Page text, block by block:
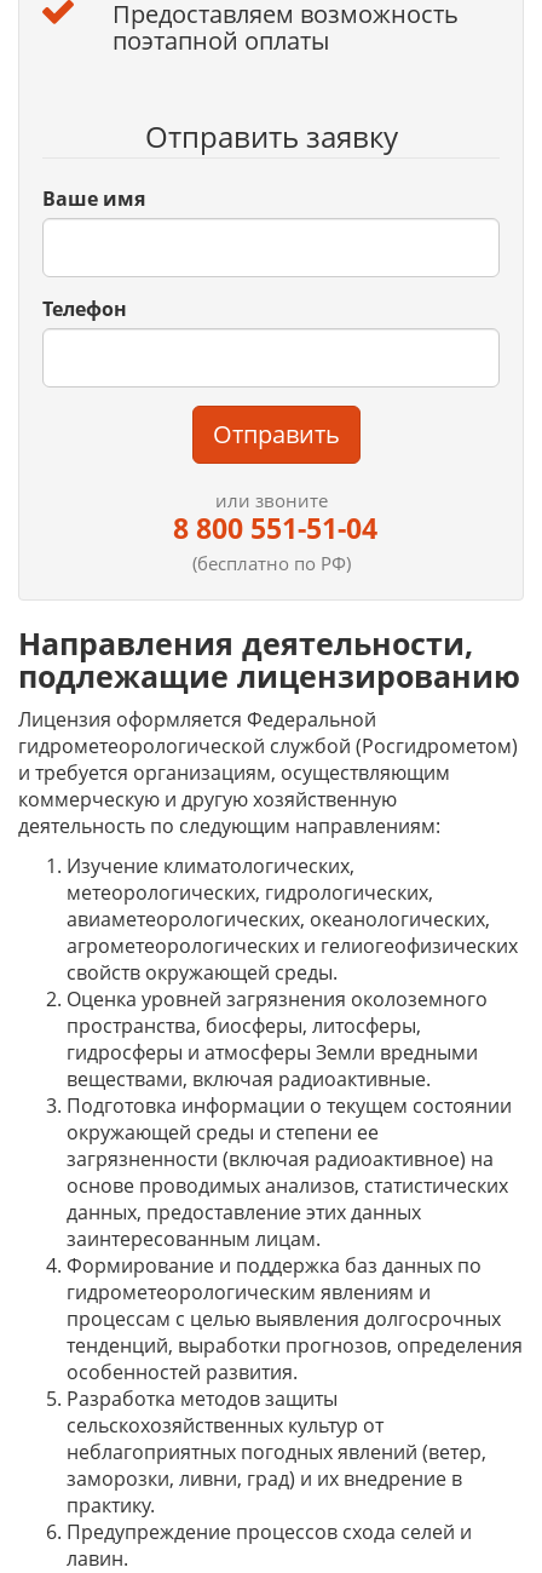
Предоставляем возможность
поэтапной оплаты
Отправить заявку
Ваше имя
Телефон
Отправить
или звоните
8 800 551-51-04
(бесплатно по РФ)
Направления деятельности,
подлежащие лицензированию
Лицензия оформляется Федеральной
гидрометеорологической службой (Росгидрометом)
и требуется организациям, осуществляющим
коммерческую и другую хозяйственную
деятельность по следующим направлениям:
Изучение климатологических,
метеорологических, гидрологических,
авиаметеорологических, океанологических,
агрометеорологических и гелиогеофизических
свойств окружающей среды.
Оценка уровней загрязнения околоземного
пространства, биосферы, литосферы,
гидросферы и атмосферы Земли вредными
веществами, включая радиоактивные.
Подготовка информации о текущем состоянии
окружающей среды и степени ее
загрязненности (включая радиоактивное) на
основе проводимых анализов, статистических
данных, предоставление этих данных
заинтересованным лицам.
Формирование и поддержка баз данных по
гидрометеорологическим явлениям и
процессам с целью выявления долгосрочных
тенденций, выработки прогнозов, определения
особенностей развития.
Разработка методов защиты
сельскохозяйственных культур от
неблагоприятных погодных явлений (ветер,
заморозки, ливни, град) и их внедрение в
практику.
Предупреждение процессов схода селей и
лавин.